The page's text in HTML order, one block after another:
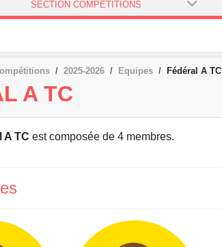
SECTION COMPÉTITIONS
2025-2026 Equipes Fédéral A TC
A TC
A TC est composée de 4 membres.